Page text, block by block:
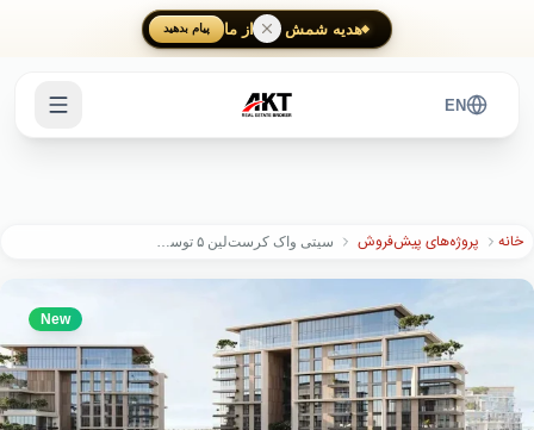
Skip to main contentهدیه شمش طلا از ما پیام بدهید
EN
خانه پروژه‌های پیش‌فروش سیتی واک کرست‌لین ۵ توسط مراس
New